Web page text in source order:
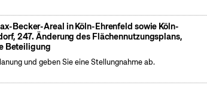
Becker-Areal in Köln-Ehrenfeld sowie Köln-
247. Änderung des Flächennutzungsplans,
Beteiligung
und geben Sie eine Stellungnahme ab.